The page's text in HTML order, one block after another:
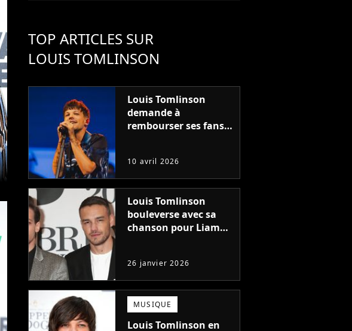
TOP ARTICLES SUR
LOUIS TOMLINSON
Louis Tomlinson
demande à
rembourser ses fans
10 avril 2026
Louis Tomlinson
bouleverse avec sa
chanson pour Liam
26 janvier 2026
MUSIQUE
Louis Tomlinson en